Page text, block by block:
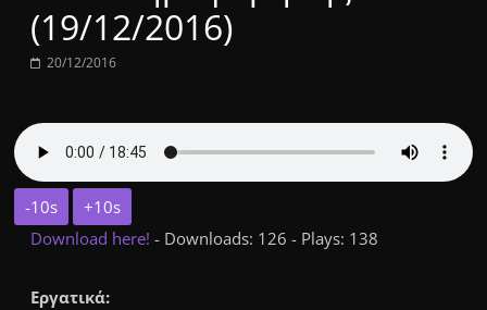
(19/12/2016)
20/12/2016
-10s
+10s
Download here!- Downloads: 126 - Plays: 138
Εργατικά: